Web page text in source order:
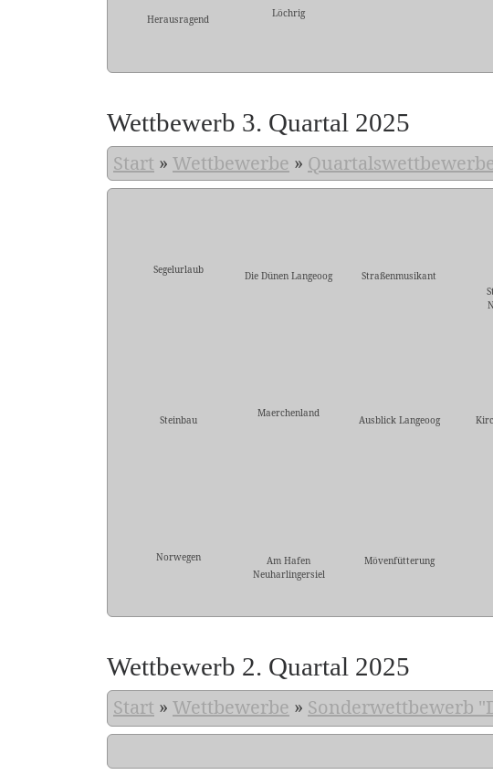
Herausragend Löchrig
Wettbewerb 3. Quartal 2025
Start » Wettbewerbe »
Segelurlaub Die Dünen Langeoog
Straßenmusikant
Steinbau
Maerchenland
Ausblick Langeoog
Norwegen
Am Hafen
Neuharlingersiel
Mövenfütterung
Wettbewerb 2. Quartal 2025
Start » Wettbewerbe » Sonderwettbewerb